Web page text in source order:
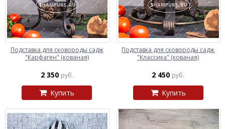
Подставка для сковороды садж
"Карфаген" (кованая)
2 350 руб.
Купить
Подставка для сковороды садж
"Классика" (кованая)
2 450 руб.
Купить